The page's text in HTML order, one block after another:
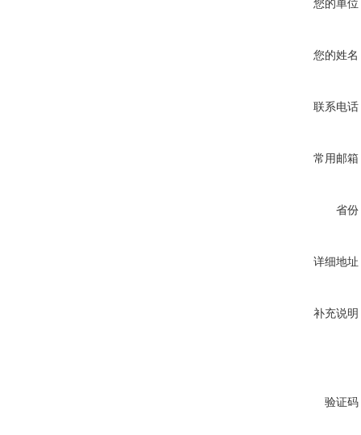
您的单位
您的姓名
联系电话
常用邮箱
省份
详细地址
补充说明
验证码